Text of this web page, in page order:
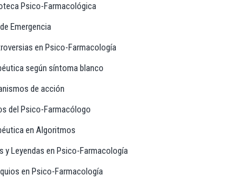
Psico-Farmacológica
Emergencia
en Psico-Farmacología
según síntoma blanco
de acción
del Psico-Farmacólogo
en Algoritmos
y Leyendas en Psico-Farmacología
en Psico-Farmacología